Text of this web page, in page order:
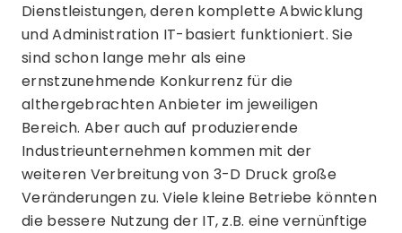
Dienstleistungen, deren komplette Abwicklung
und Administration IT-basiert funktioniert. Sie
sind schon lange mehr als eine
ernstzunehmende Konkurrenz für die
althergebrachten Anbieter im jeweiligen
Bereich. Aber auch auf produzierende
Industrieunternehmen kommen mit der
weiteren Verbreitung von 3-D Druck große
Veränderungen zu. Viele kleine Betriebe könnten
die bessere Nutzung der IT, z.B. eine vernünftige